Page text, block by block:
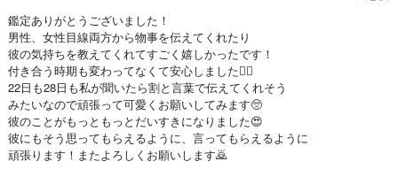
鑑定ありがとうございました！
男性、女性目線両方から物事を伝えてくれたり
彼の気持ちを教えてくれてすごく嬉しかったです！
付き合う時期も変わってなくて安心しました😮‍💨
22日も28日も私が聞いたら割と言葉で伝えてくれそう
みたいなので頑張って可愛くお願いしてみます🥺
彼のことがもっともっとだいすきになりました😍
彼にもそう思ってもらえるように、言ってもらえるように
頑張ります！またよろしくお願いします🙇